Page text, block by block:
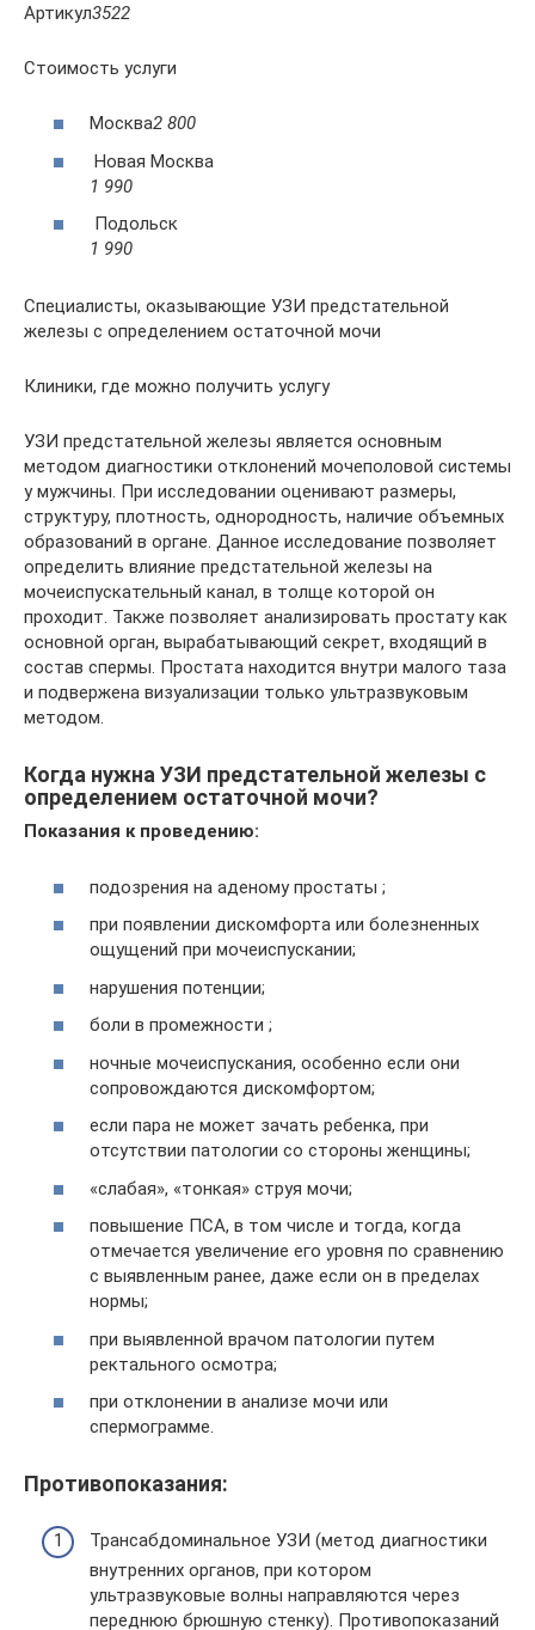
Артикул3522
Стоимость услуги
Москва2 800
Новая Москва
1 990
Подольск
1 990
Специалисты, оказывающие УЗИ предстательной
железы с определением остаточной мочи
Клиники, где можно получить услугу
УЗИ предстательной железы является основным
методом диагностики отклонений мочеполовой системы
у мужчины. При исследовании оценивают размеры,
структуру, плотность, однородность, наличие объемных
образований в органе. Данное исследование позволяет
определить влияние предстательной железы на
мочеиспускательный канал, в толще которой он
проходит. Также позволяет анализировать простату как
основной орган, вырабатывающий секрет, входящий в
состав спермы. Простата находится внутри малого таза
и подвержена визуализации только ультразвуковым
методом.
Когда нужна УЗИ предстательной железы с
определением остаточной мочи?
Показания к проведению:
подозрения на аденому простаты ;
при появлении дискомфорта или болезненных
ощущений при мочеиспускании;
нарушения потенции;
боли в промежности ;
ночные мочеиспускания, особенно если они
сопровождаются дискомфортом;
если пара не может зачать ребенка, при
отсутствии патологии со стороны женщины;
«слабая», «тонкая» струя мочи;
повышение ПСА, в том числе и тогда, когда
отмечается увеличение его уровня по сравнению
с выявленным ранее, даже если он в пределах
нормы;
при выявленной врачом патологии путем
ректального осмотра;
при отклонении в анализе мочи или
спермограмме.
Противопоказания:
Трансабдоминальное УЗИ (метод диагностики
внутренних органов, при котором
ультразвуковые волны направляются через
переднюю брюшную стенку). Противопоказаний